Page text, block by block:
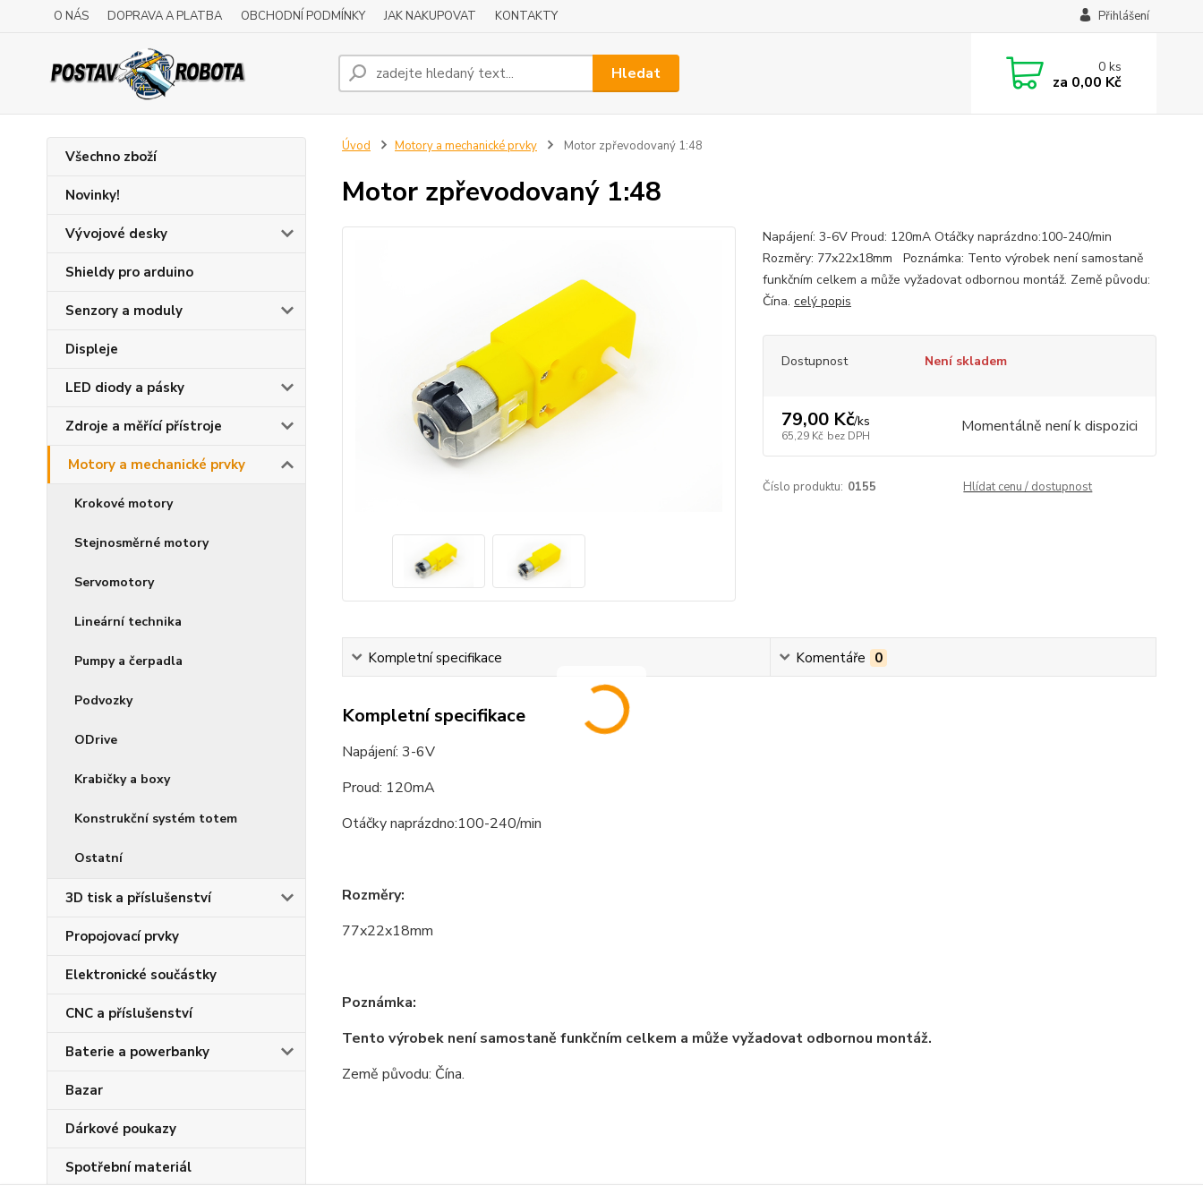
O NÁS DOPRAVA A PLATBA OBCHODNÍ PODMÍNKY JAK NAKUPOVAT KONTAKTY Přihlášení
Hledat 0ks
za 0,00 Kč
Všechno zboží
Novinky!
Vývojové desky
Shieldy pro arduino
Senzory a moduly
Displeje
LED diody a pásky
Zdroje a měřící přístroje
Motory a mechanické prvky
Krokové motory
Stejnosměrné motory
Servomotory
Lineární technika
Pumpy a čerpadla
Podvozky
ODrive
Krabičky a boxy
Konstrukční systém totem
Ostatní
3D tisk a příslušenství
Propojovací prvky
Elektronické součástky
CNC a příslušenství
Baterie a powerbanky
Bazar
Dárkové poukazy
Spotřební materiál
Úvod Motory a mechanické prvky Motor zpřevodovaný 1:48
Motor zpřevodovaný 1:48
Napájení: 3-6V Proud: 120mA Otáčky naprázdno:100-240/min
Rozměry: 77x22x18mm Poznámka: Tento výrobek není samostaně
funkčním celkem a může vyžadovat odbornou montáž. Země původu:
Čína. celý popis
Dostupnost Není skladem
79,00 Kč/ks
65,29 Kč bez DPH Momentálně není k dispozici
Číslo produktu: 0155 Hlídat cenu / dostupnost
Kompletní specifikace Komentáře 0
Kompletní specifikace
Napájení: 3-6V
Proud: 120mA
Otáčky naprázdno:100-240/min
Rozměry:
77x22x18mm
Poznámka:
Tento výrobek není samostaně funkčním celkem a může vyžadovat odbornou montáž.
Země původu: Čína.